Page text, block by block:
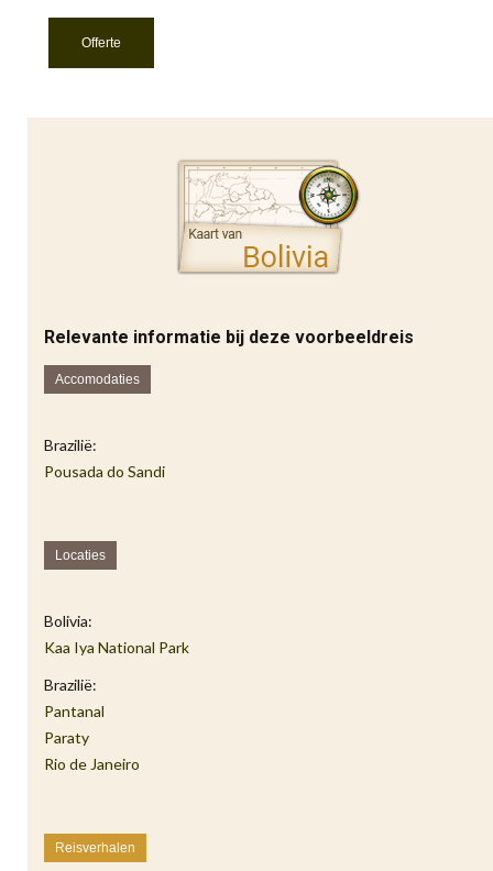
Offerte
Relevante informatie bij deze voorbeeldreis
Accomodaties
Brazilië:
Pousada do Sandi
Locaties
Bolivia:
Kaa Iya National Park
Brazilië:
Pantanal
Paraty
Rio de Janeiro
Reisverhalen